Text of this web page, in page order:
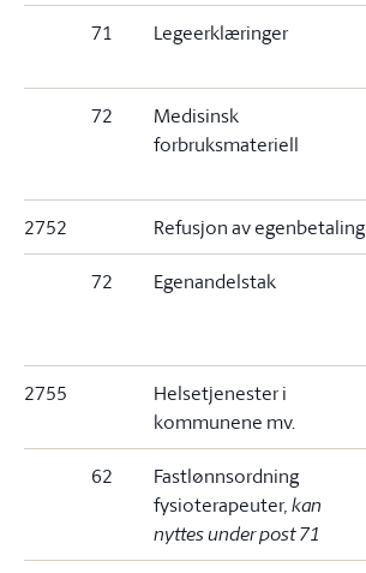
71 Legeerklæringer
72
Medisinsk
forbruksmateriell
2752 Refusjon av egenbetaling
72 Egenandelstak
2755
Helsetjenester i
kommunene mv.
62
Fastlønnsordning
fysioterapeuter, kan
nyttes under post 71